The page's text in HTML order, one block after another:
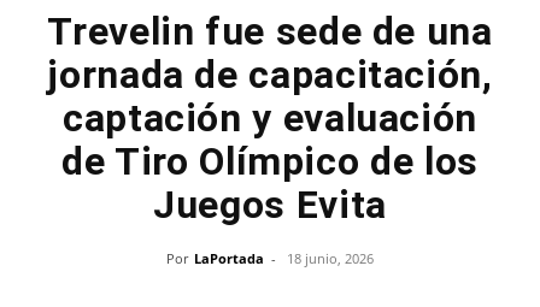
Trevelin fue sede de una
jornada de capacitación,
captación y evaluación
de Tiro Olímpico de los
Juegos Evita
Por LaPortada - 18 junio, 2026